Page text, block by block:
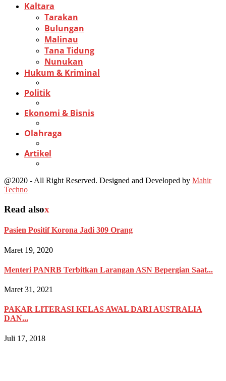
Kaltara
Tarakan
Bulungan
Malinau
Tana Tidung
Nunukan
Hukum & Kriminal
Politik
Ekonomi & Bisnis
Olahraga
Artikel
@2020 - All Right Reserved. Designed and Developed by Mahir
Techno
Read alsox
Pasien Positif Korona Jadi 309 Orang
Maret 19, 2020
Menteri PANRB Terbitkan Larangan ASN Bepergian Saat...
Maret 31, 2021
PAKAR LITERASI KELAS AWAL DARI AUSTRALIA
DAN...
Juli 17, 2018